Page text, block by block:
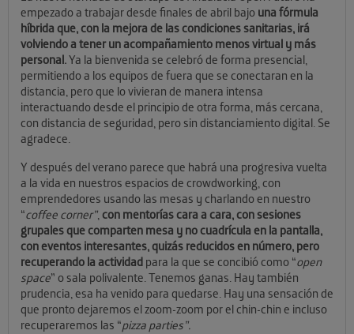
empezado a trabajar desde finales de abril bajo una fórmula
híbrida que, con la mejora de las condiciones sanitarias, irá
volviendo a tener un acompañamiento menos virtual y más
personal.Ya la bienvenida se celebró de forma presencial,
permitiendo a los equipos de fuera que se conectaran en la
distancia, pero que lo vivieran de manera intensa
interactuando desde el principio de otra forma, más cercana,
con distancia de seguridad, pero sin distanciamiento digital. Se
agradece.
Y después del verano parece que habrá una progresiva vuelta
a la vida en nuestros espacios de crowdworking, con
emprendedores usando las mesas y charlando en nuestro
“coffee corner”,con mentorías cara a cara, con sesiones
grupales que comparten mesa y no cuadrícula en la pantalla,
con eventos interesantes, quizás reducidos en número, pero
recuperando la actividad para la que se concibió como “open
space” o sala polivalente. Tenemos ganas. Hay también
prudencia, esa ha venido para quedarse. Hay una sensación de
que pronto dejaremos el zoom-zoom por el chin-chin e incluso
recuperaremos las “pizza parties”.